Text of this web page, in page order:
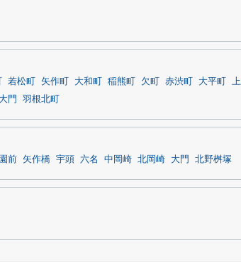
若松町 矢作町 大和町 稲熊町 欠町 赤渋町 大平町
大門 羽根北町
前 矢作橋 宇頭 六名 中岡崎 北岡崎 大門 北野桝塚